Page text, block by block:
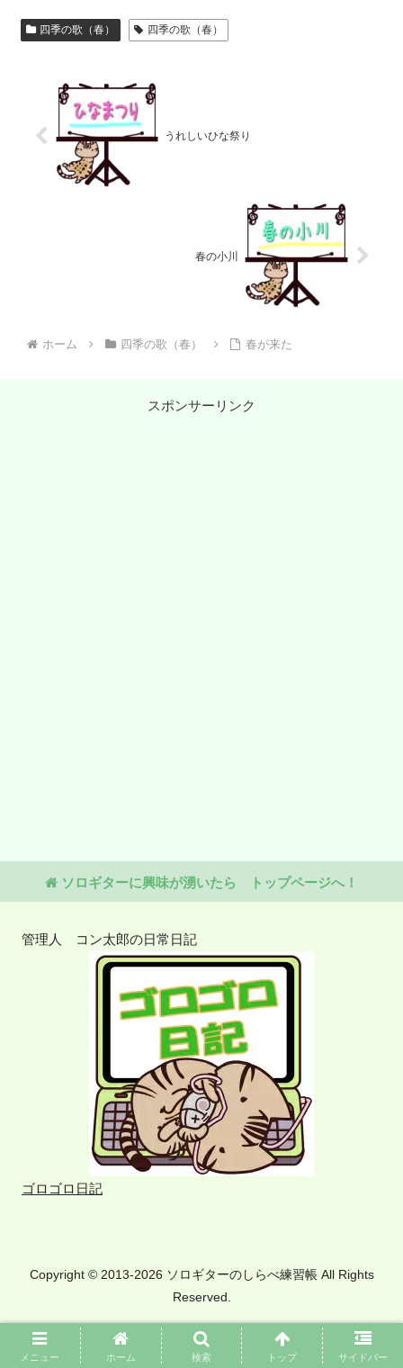
四季の歌（春） 四季の歌（春）
うれしいひな祭り
春の小川
ホーム 四季の歌（春） 春が来た
スポンサーリンク
ソロギターに興味が湧いたら トップページへ！
管理人 コン太郎の日常日記
ゴロゴロ日記
Copyright © 2013-2026 ソロギターのしらべ練習帳 All Rights
Reserved.
メニュー ホーム 検索 トップ サイドバー